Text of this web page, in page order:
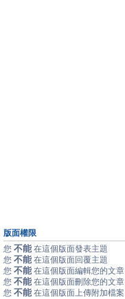
版面權限
您 不能 在這個版面發表主題
您 不能 在這個版面回覆主題
您 不能 在這個版面編輯您的文章
您 不能 在這個版面刪除您的文章
您 不能 在這個版面上傳附加檔案